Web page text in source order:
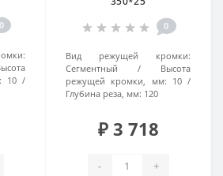
0
10
0
Вид режущей кромки:
Сегментный
Высота
режущей кромки, мм: 10
Глубина реза, мм: 120
₽ 3 718
- +